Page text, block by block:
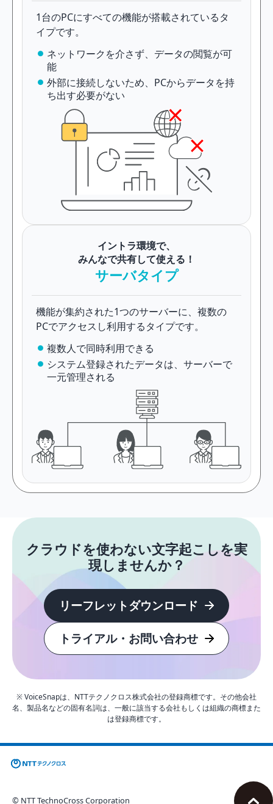
1台のPCにすべての機能が搭載されているタ
イプです。
ネットワークを介さず、データの閲覧が可
能
外部に接続しないため、PCからデータを持
ち出す必要がない
イントラ環境で、
みんなで共有して使える！
サーバタイプ
機能が集約された1つのサーバーに、複数の
PCでアクセスし利用するタイプです。
複数人で同時利用できる
システム登録されたデータは、サーバーで
一元管理される
クラウドを使わない文字起こしを実
現しませんか？
リーフレットダウンロード
トライアル・お問い合わせ
※ VoiceSnapは、NTTテクノクロス株式会社の登録商標です。その他会社
名、製品名などの固有名詞は、一般に該当する会社もしくは組織の商標また
は登録商標です。
© NTT TechnoCross Corporation